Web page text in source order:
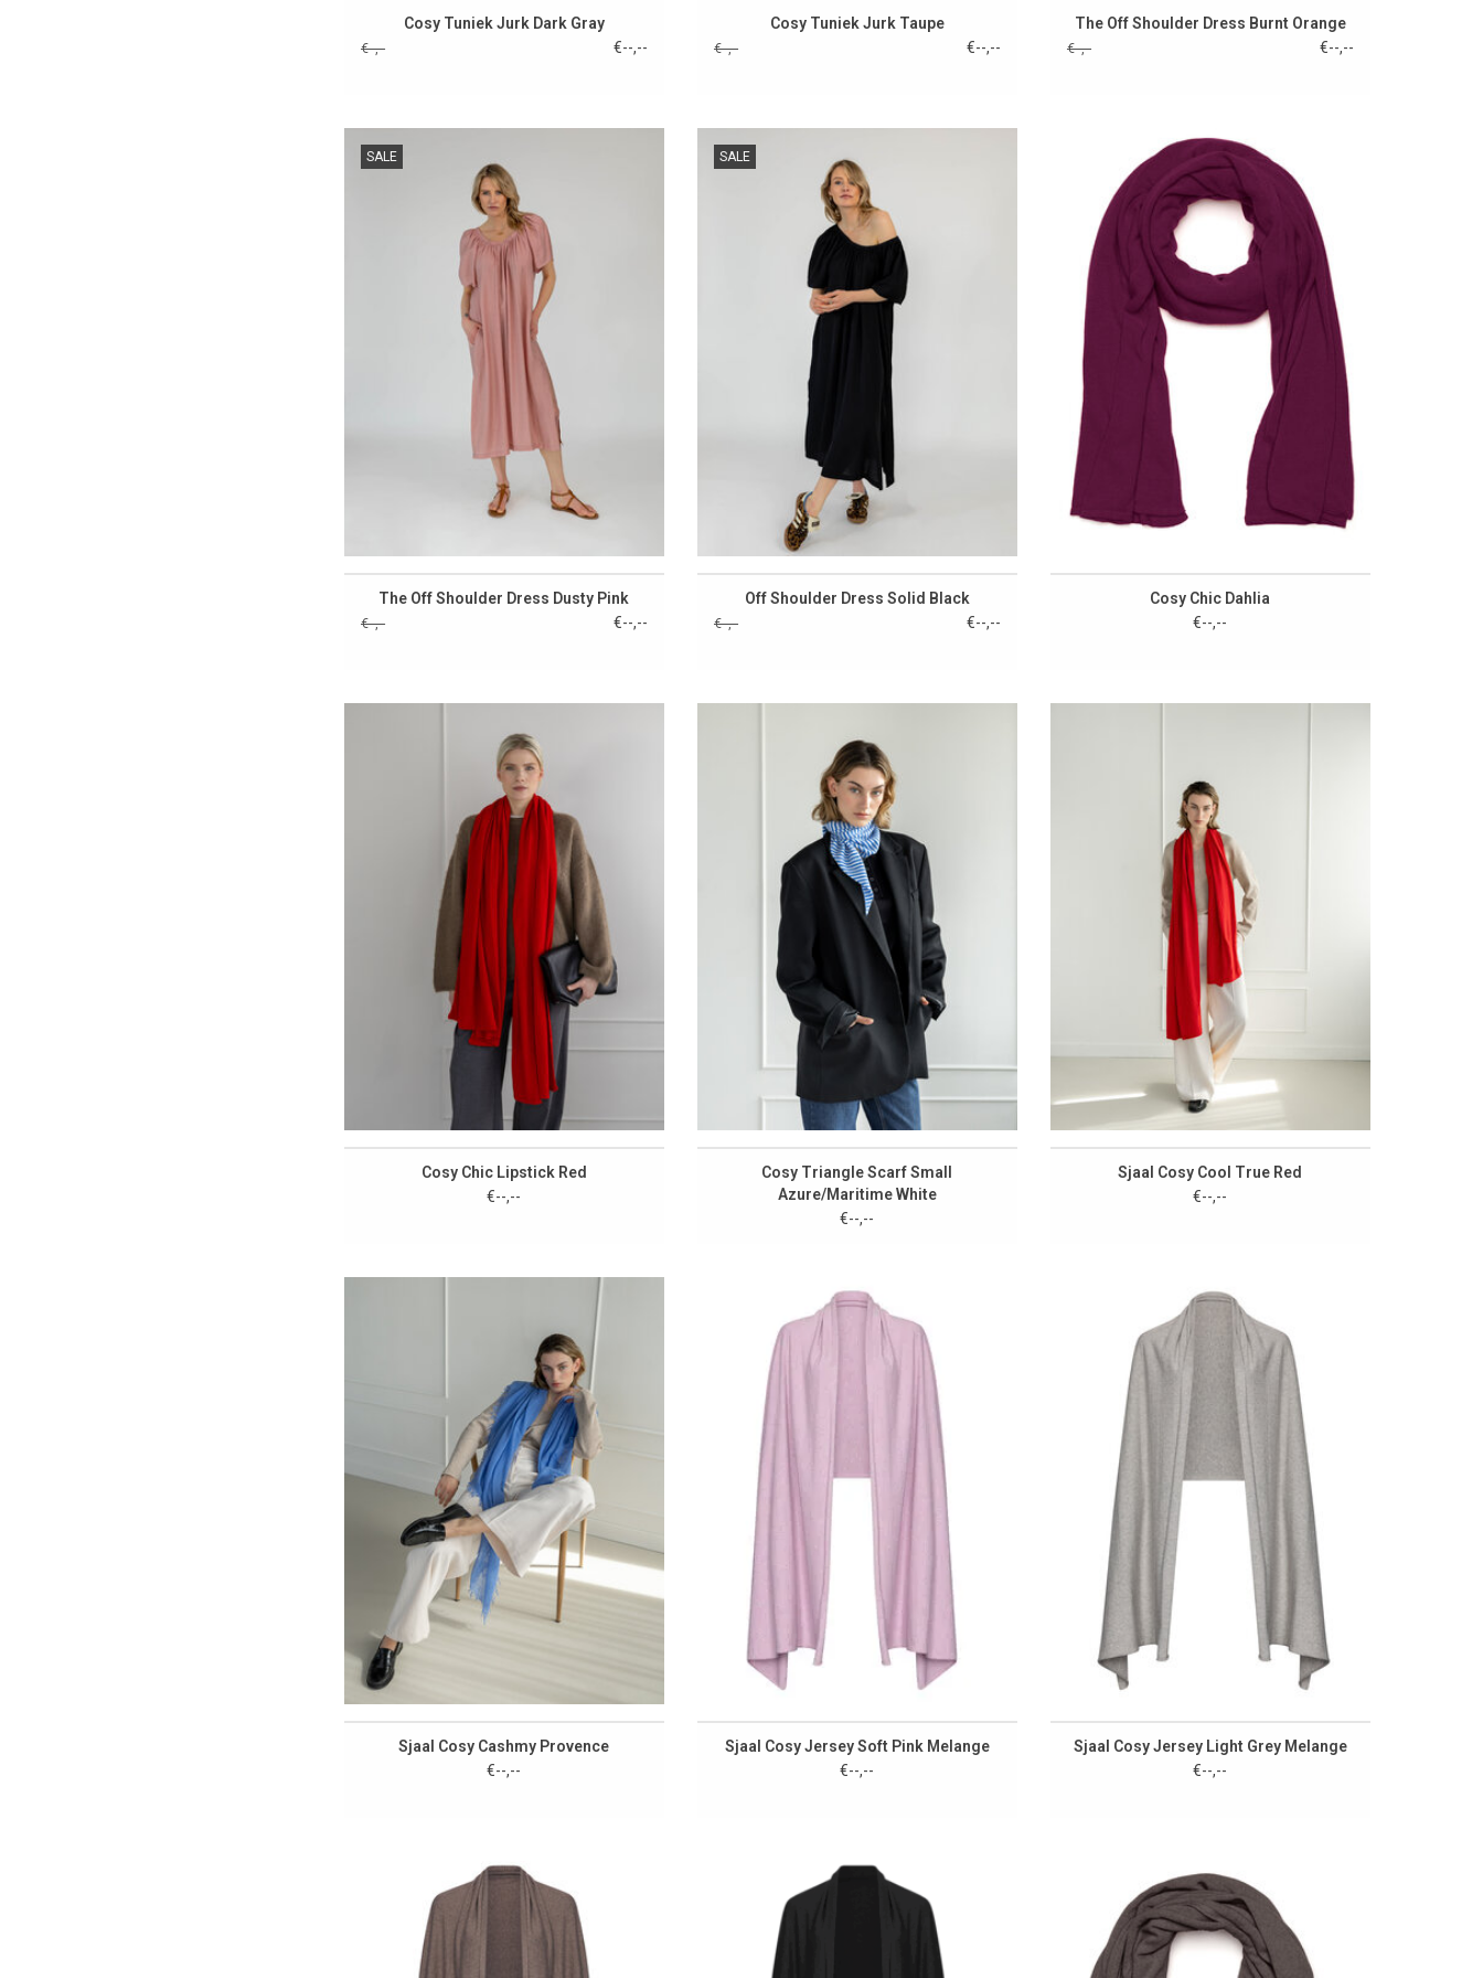
Cosy Tuniek Jurk Dark Gray
€--,-- €--,--
Cosy Tuniek Jurk Taupe
€--,-- €--,--
The Off Shoulder Dress Burnt Orange
€--,-- €--,--
SALE
The Off Shoulder Dress Dusty Pink
€--,-- €--,--
SALE
Off Shoulder Dress Solid Black
€--,-- €--,--
Cosy Chic Dahlia
€--,--
Cosy Chic Lipstick Red
€--,--
Cosy Triangle Scarf Small
Azure/Maritime White
€--,--
Sjaal Cosy Cool True Red
€--,--
Sjaal Cosy Cashmy Provence
€--,--
Sjaal Cosy Jersey Soft Pink Melange
€--,--
Sjaal Cosy Jersey Light Grey Melange
€--,--